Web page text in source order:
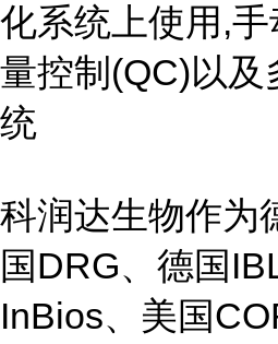
化系统上使用,
量控制(QC)以及
统
科润达生物作为
国DRG、德国
InBios、美国